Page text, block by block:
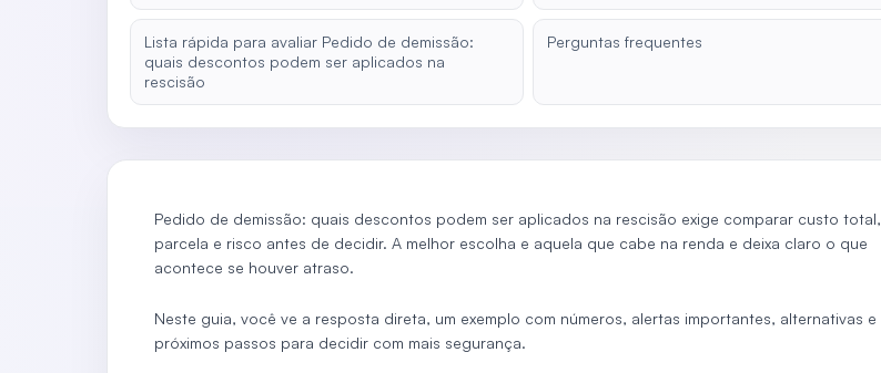
Lista rápida para avaliar Pedido de demissão:
quais descontos podem ser aplicados na
rescisão
Perguntas frequentes
Pedido de demissão: quais descontos podem ser aplicados na rescisão exige comparar custo total,
parcela e risco antes de decidir. A melhor escolha e aquela que cabe na renda e deixa claro o que
acontece se houver atraso.
Neste guia, você ve a resposta direta, um exemplo com números, alertas importantes, alternativas e
próximos passos para decidir com mais segurança.